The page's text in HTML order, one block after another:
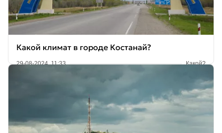
Какой климат в городе Костанай?
29-08-2024, 11:33 Какой?